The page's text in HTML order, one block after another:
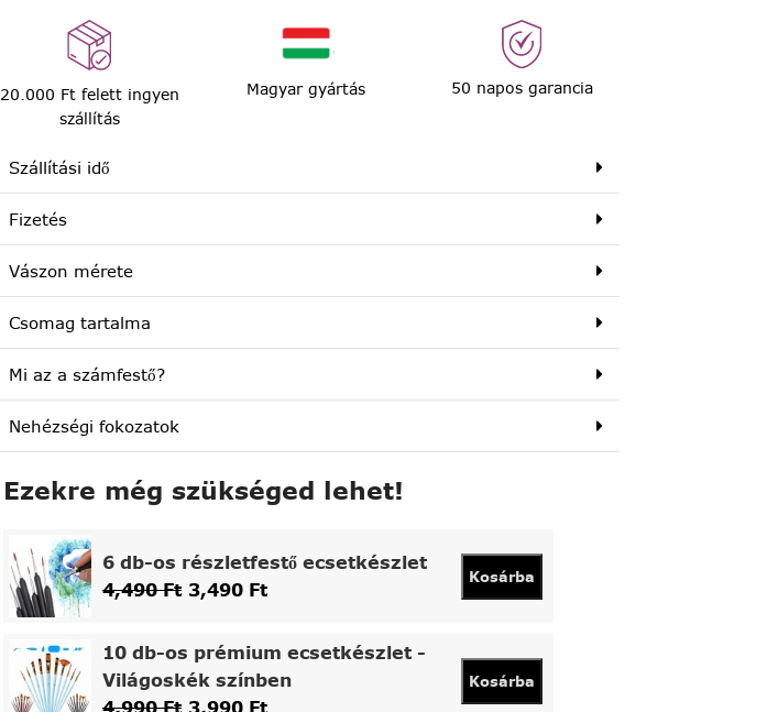
20.000 Ft felett ingyen
szállítás
Magyar gyártás 50 napos garancia
Szállítási idő
Fizetés
Vászon mérete
Csomag tartalma
Mi az a számfestő?
Nehézségi fokozatok
Ezekre még szükséged lehet!
6 db-os részletfestő ecsetkészlet
4,490Ft 3,490 Ft
Kosárba
10 db-os prémium ecsetkészlet -
Világoskék színben
Kosárba